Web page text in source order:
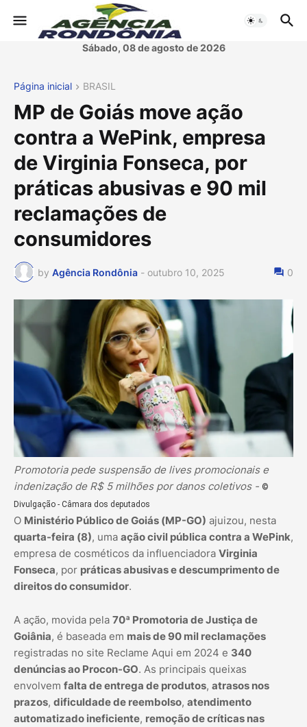
Sábado, 08 de agosto de 2026
Página inicial BRASIL
MP de Goiás move ação
contra a WePink, empresa
de Virginia Fonseca, por
práticas abusivas e 90 mil
reclamações de
consumidores
by Agência Rondônia - outubro 10, 2025 0
Promotoria pede suspensão de lives promocionais e
indenização de R$ 5 milhões por danos coletivos - ©
Divulgação - Câmara dos deputados
O Ministério Público de Goiás (MP-GO) ajuizou, nesta
quarta-feira (8), uma ação civil pública contra a WePink,
empresa de cosméticos da influenciadora Virginia
Fonseca, por práticas abusivas e descumprimento de
direitos do consumidor.
A ação, movida pela 70ª Promotoria de Justiça de
Goiânia, é baseada em mais de 90 mil reclamações
registradas no site Reclame Aqui em 2024 e 340
denúncias ao Procon-GO. As principais queixas
envolvem falta de entrega de produtos, atrasos nos
prazos, dificuldade de reembolso, atendimento
automatizado ineficiente, remoção de críticas nas